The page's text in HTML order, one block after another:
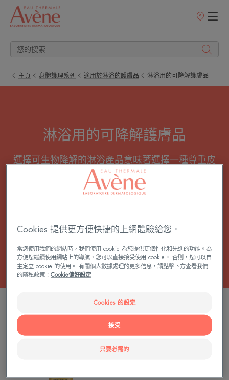
銷
主頁 身體護理系列 適用於淋浴的護膚品 淋浴用的可降解護膚品
淋浴用的可降解護膚品
選擇可生物降解的淋浴產品意味著選擇一種尊重皮
膚和環境的配方。 適合全家庭用的沐浴乳、止癢潔
膚油……選擇適合自己皮膚的可生物降解沐浴護理
1 結果 "淋浴用的可降解護膚品"
敏
Cookies 提供更方便快捷的上網體驗給您。
當您使用我們的網站時，我們使用 cookie 為您提供更個性化和先進的功能。為
方便您繼續使用網站上的導航，您可以直接接受使用 cookie。 否則，您可以自
主定立 cookie 的使用。 有關個人數據處理的更多信息，請點擊下方查看我們
的隱私政策：Cookie偏好設定
Cookies 的設定
只要必需的
接受